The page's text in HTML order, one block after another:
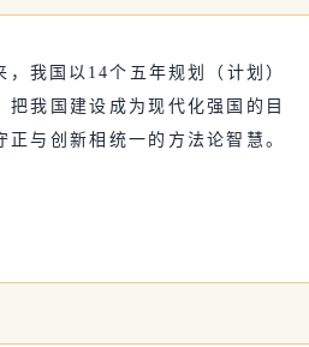
，我国以14个五年规划（计划）
我国建设成为现代化强国的目
与创新相统一的方法论智慧。